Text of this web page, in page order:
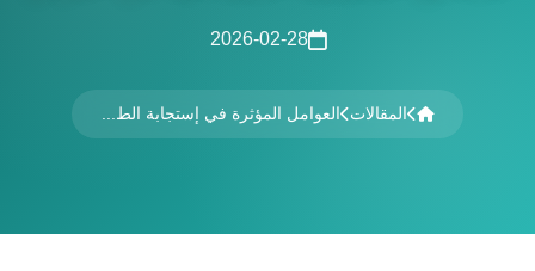
2026-02-28
المقالات العوامل المؤثرة في إستجابة الط...